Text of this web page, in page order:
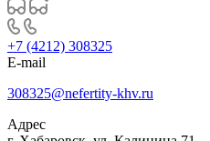
+7 (4212) 308325
E-mail
308325@nefertity-khv.ru
Адрес